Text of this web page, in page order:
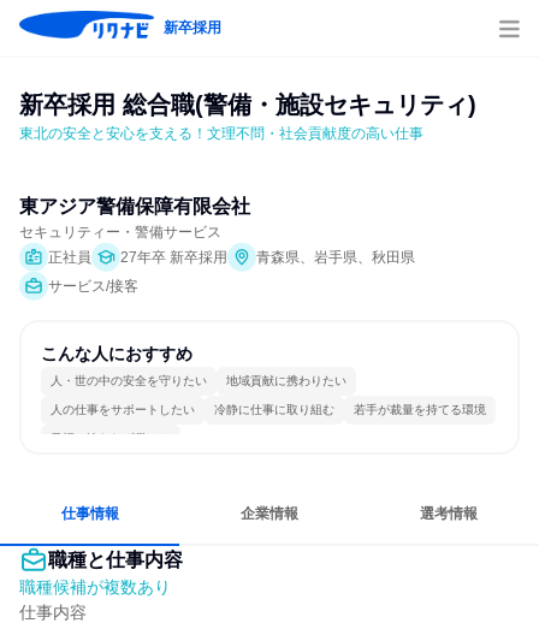
新卒採用
新卒採用 総合職(警備・施設セキュリティ)
東北の安全と安心を支える！文理不問・社会貢献度の高い仕事
東アジア警備保障有限会社
セキュリティー・警備サービス
正社員
27年卒 新卒採用
青森県、岩手県、秋田県
サービス/接客
こんな人におすすめ
人・世の中の安全を守りたい 地域貢献に携わりたい
人の仕事をサポートしたい 冷静に仕事に取り組む 若手が裁量を持てる環境
目標に追われず働ける
仕事情報 企業情報 選考情報
職種と仕事内容
職種候補が複数あり
仕事内容